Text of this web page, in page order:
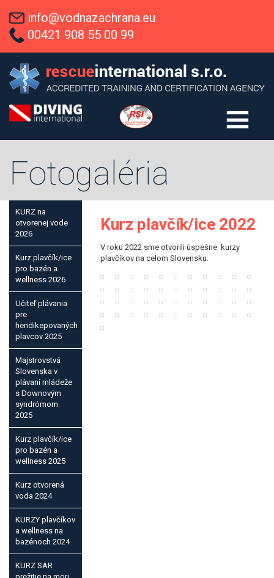
info@vodnazachrana.eu
00421 908 55 00 99
Fotogaléria
KURZ na
otvorenej vode
2026
Kurz plavčík/ice
pro bazén a
wellness 2026
Učiteľ plávania
pre
hendikepovaných
plavcov 2025
Majstrovstvá
Slovenska v
plávaní mládeže
s Downovým
syndrómom
2025
Kurz plavčík/ice
pro bazén a
wellness 2025
Kurz otvorená
voda 2024
KURZY plavčíkov
a wellness na
bazénoch 2024
KURZ SAR
Kurz plavčík/ice 2022
V roku 2022 sme otvorili úspešne kurzy
plavčíkov na celom Slovensku.